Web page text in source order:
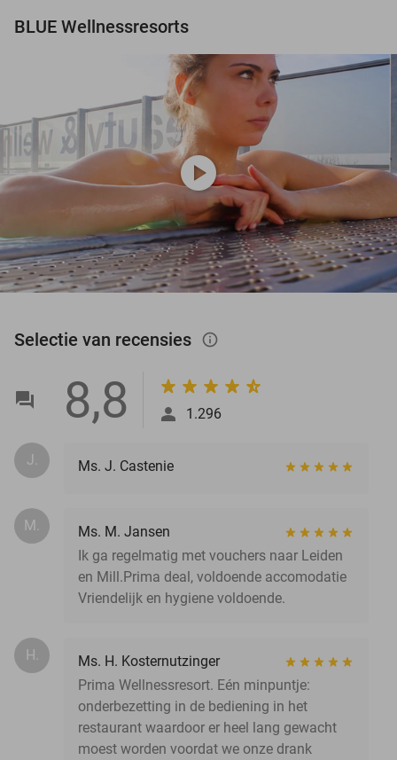
BLUE Wellnessresorts
play_circle
Selectie van recensies info_outlined
8,8 1.296
J. Ms. J. Castenie
M.
Ms. M. Jansen
Ik ga regelmatig met vouchers naar Leiden
en Mill.Prima deal, voldoende accomodatie
Vriendelijk en hygiene voldoende.
H.
Ms. H. Kosternutzinger
Prima Wellnessresort. Eén minpuntje:
onderbezetting in de bediening in het
restaurant waardoor er heel lang gewacht
moest worden voordat we onze drank